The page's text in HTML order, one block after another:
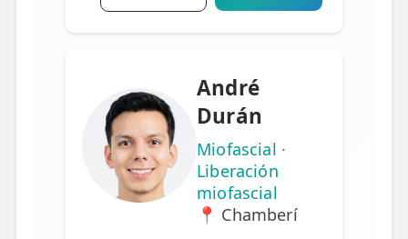
André
Durán
Miofascial ·
Liberación
miofascial
📍 Chamberí